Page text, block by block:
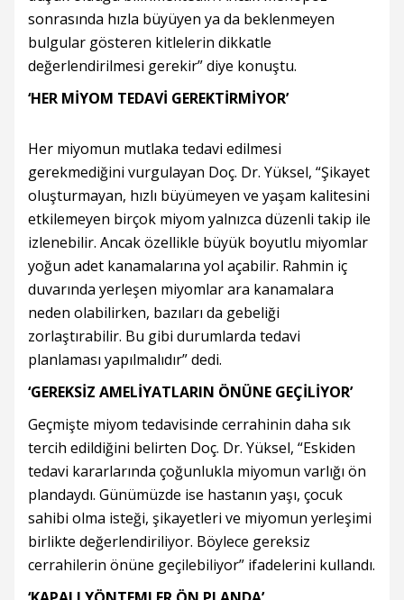
sonrasında hızla büyüyen ya da beklenmeyen
bulgular gösteren kitlelerin dikkatle
değerlendirilmesi gerekir” diye konuştu.
‘HER MİYOM TEDAVİ GEREKTİRMİYOR’
Her miyomun mutlaka tedavi edilmesi
gerekmediğini vurgulayan Doç. Dr. Yüksel, “Şikayet
oluşturmayan, hızlı büyümeyen ve yaşam kalitesini
etkilemeyen birçok miyom yalnızca düzenli takip ile
izlenebilir. Ancak özellikle büyük boyutlu miyomlar
yoğun adet kanamalarına yol açabilir. Rahmin iç
duvarında yerleşen miyomlar ara kanamalara
neden olabilirken, bazıları da gebeliği
zorlaştırabilir. Bu gibi durumlarda tedavi
planlaması yapılmalıdır” dedi.
‘GEREKSİZ AMELİYATLARIN ÖNÜNE GEÇİLİYOR’
Geçmişte miyom tedavisinde cerrahinin daha sık
tercih edildiğini belirten Doç. Dr. Yüksel, “Eskiden
tedavi kararlarında çoğunlukla miyomun varlığı ön
plandaydı. Günümüzde ise hastanın yaşı, çocuk
sahibi olma isteği, şikayetleri ve miyomun yerleşimi
birlikte değerlendiriliyor. Böylece gereksiz
cerrahilerin önüne geçilebiliyor” ifadelerini kullandı.